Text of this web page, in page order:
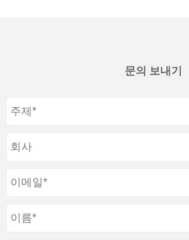
문의 보내기